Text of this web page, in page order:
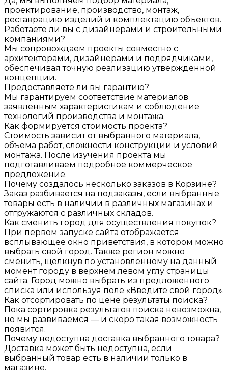
проектирование, производство, монтаж,
реставрацию изделий и комплектацию объектов.
Работаете ли вы с дизайнерами и строительными
компаниями?
Мы сопровождаем проекты совместно с
архитекторами, дизайнерами и подрядчиками,
обеспечивая точную реализацию утверждённой
концепции.
Предоставляете ли вы гарантию?
Мы гарантируем соответствие материалов
заявленным характеристикам и соблюдение
технологий производства и монтажа.
Как формируется стоимость проекта?
Стоимость зависит от выбранного материала,
объёма работ, сложности конструкции и условий
монтажа. После изучения проекта мы
подготавливаем подробное коммерческое
предложение.
Почему создалось несколько заказов в Корзине?
Заказ разбивается на подзаказы, если выбранные
товары есть в наличии в различных магазинах и
отгружаются с различных складов.
Как сменить город для осуществления покупок?
При первом запуске сайта отображается
всплывающее окно приветствия, в котором можно
выбрать свой город. Также регион можно
сменить, щелкнув по установленному на данный
момент городу в верхнем левом углу страницы
сайта. Город можно выбрать из предложенного
списка или используя поле «Введите свой город».
Как отсортировать по цене результаты поиска?
Пока сортировка результатов поиска невозможна,
но мы развиваемся — и скоро такая возможность
появится.
Почему недоступна доставка выбранного товара?
Доставка может быть недоступна, если
выбранный товар есть в наличии только в
магазине.